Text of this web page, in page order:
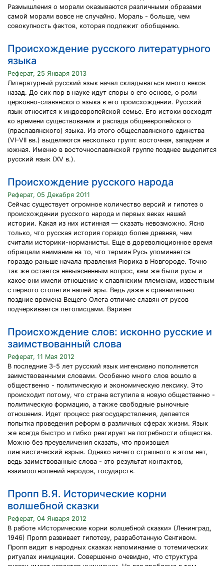
Размышления о морали оказываются различными образами
самой морали вовсе не случайно. Мораль - больше, чем
совокупность фактов, которая подлежит обобщению.
Происхождение русского литературного
языка
Реферат, 25 Января 2013
Литературный русский язык начал складываться много веков
назад. До сих пор в науке идут споры о его основе, о роли
церковно-славянского языка в его происхождении. Русский
язык относится к индоевропейской семье. Его истоки восходят
ко времени существования и распада общеевропейского
(праславянского) языка. Из этого общеславянского единства
(VI–VII вв.) выделяются несколько групп: восточная, западная и
южная. Именно в восточнославянской группе позднее выделится
русский язык (ХV в.).
Происхождение русского народа
Реферат, 05 Декабря 2011
Сейчас существует огромное количество версий и гипотез о
происхождении русского народа и первых веках нашей
истории. Какая из них истинная — сказать невозможно. Ясно
только, что русская история гораздо более древняя, чем
считали историки-норманисты. Еще в дореволюционное время
обращали внимание на то, что термин Русь упоминается
гораздо раньше начала правления Рюрика в Новгороде. Точно
так же остается невыясненным вопрос, кем же были русы и
какое они имели отношение к славянским племенам, известным
с первого столетия нашей эры. Ведь даже в сравнительно
поздние времена Вещего Олега отличие славян от русов
подчеркивается летописцами. Вариант
Происхождение слов: исконно русские и
заимствованный слова
Реферат, 11 Мая 2012
В последние 3-5 лет русский язык интенсивно пополняется
заимствованными словами. Особенно много слов вошло в
общественно - политическую и экономическую лексику. Это
происходит потому, что страна вступила в новую общественно -
политическую формацию, а также свободные рыночные
отношения. Идет процесс разгосударствления, делается
попытка проведения реформ в различных сферах жизни. Язык
же всегда быстро и гибко реагирует на потребности общества.
Можно без преувеличения сказать, что произошел
лингвистический взрыв. Однако ничего страшного в этом нет,
ведь заимствованные слова - это результат контактов,
взаимоотношений народов, государств.
Пропп В.Я. Исторические корни
волшебной сказки
Реферат, 04 Января 2012
В работе «Исторические корни волшебной сказки» (Ленинград,
1946) Пропп развивает гипотезу, разработанную Сентивом.
Пропп видит в народных сказках напоминание о тотемических
ритуалах инициации. Совершенно очевидно, что структура